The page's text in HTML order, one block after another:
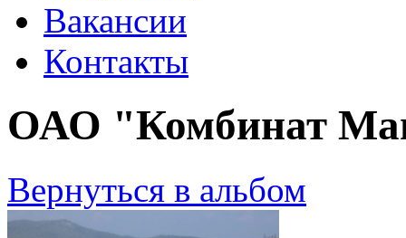
Вакансии
Контакты
ОАО "Комбинат
Вернуться в альбом